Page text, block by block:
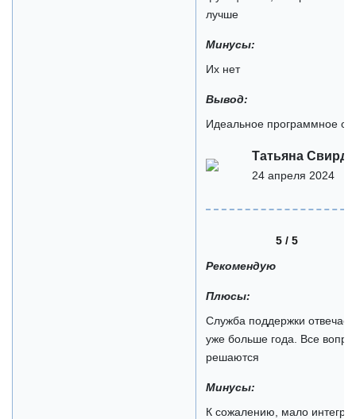
лучше
Минусы:
Их нет
Вывод:
Идеальное программное
Татьяна
24 апреля 2024
5 / 5
Рекомендую
Плюсы:
Служба поддержки
уже больше года. Все
решаются
Минусы:
К сожалению, мало